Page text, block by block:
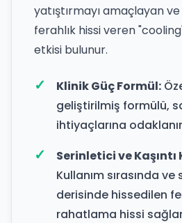
yatıştırmayı amaçlayan
ferahlık hissi veren
etkisi bulunur.
Klinik Güç Formül:
geliştirilmiş formülü,
ihtiyaçlarına
Serinletici ve Kaşıntı
Kullanım sırasında
derisinde hissedilen
rahatlama hissi